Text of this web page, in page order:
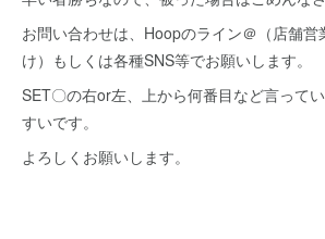
お問い合わせは、Hoopのライン＠（店舗
け）もしくは各種SNS等でお願いします。
SET〇の右or左、上から何番目など言って
すいです。
よろしくお願いします。